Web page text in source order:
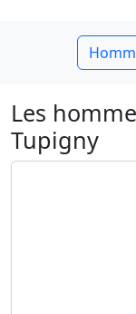
Les
Tupigny